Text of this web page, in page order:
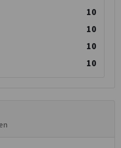
10
10
10
10